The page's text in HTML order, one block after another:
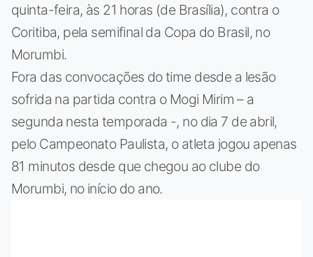
quinta-feira, às 21 horas (de Brasília), contra o
Coritiba, pela semifinal da Copa do Brasil, no
Morumbi.
Fora das convocações do time desde a lesão
sofrida na partida contra o Mogi Mirim – a
segunda nesta temporada -, no dia 7 de abril,
pelo Campeonato Paulista, o atleta jogou apenas
81 minutos desde que chegou ao clube do
Morumbi, no início do ano.